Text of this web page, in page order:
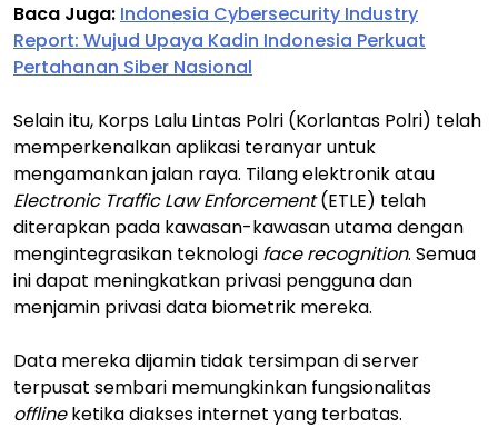
Baca Juga: Indonesia Cybersecurity Industry
Report: Wujud Upaya Kadin Indonesia Perkuat
Pertahanan Siber Nasional
Selain itu, Korps Lalu Lintas Polri (Korlantas Polri) telah
memperkenalkan aplikasi teranyar untuk
mengamankan jalan raya. Tilang elektronik atau
Electronic Traffic Law Enforcement(ETLE) telah
diterapkan pada kawasan-kawasan utama dengan
mengintegrasikan teknologi face recognition. Semua
ini dapat meningkatkan privasi pengguna dan
menjamin privasi data biometrik mereka.
Data mereka dijamin tidak tersimpan di server
terpusat sembari memungkinkan fungsionalitas
offlineketika diakses internet yang terbatas.